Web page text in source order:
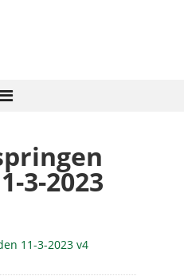
3-2023
11-3-2023 v4